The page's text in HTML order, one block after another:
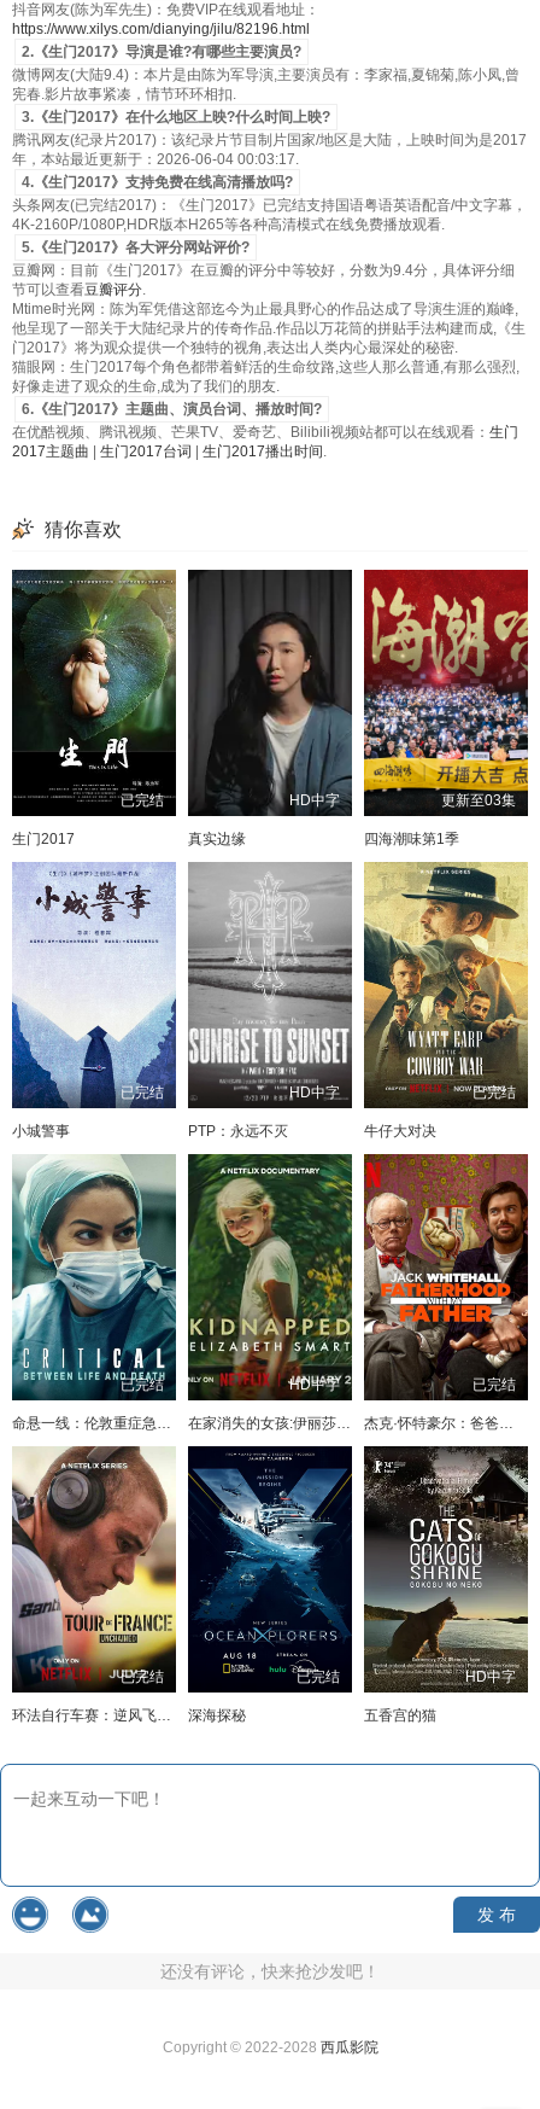
抖音网友(陈为军先生)：免费VIP在线观看地址：
https://www.xilys.com/dianying/jilu/82196.html
2.《生门2017》导演是谁?有哪些主要演员?
微博网友(大陆9.4)：本片是由陈为军导演,主要演员有：李家福,夏锦菊,陈小凤,曾
宪春.影片故事紧凑，情节环环相扣.
3.《生门2017》在什么地区上映?什么时间上映?
腾讯网友(纪录片2017)：该纪录片节目制片国家/地区是大陆，上映时间为是2017
年，本站最近更新于：2026-06-04 00:03:17.
4.《生门2017》支持免费在线高清播放吗?
头条网友(已完结2017)：《生门2017》已完结支持国语粤语英语配音/中文字幕，
4K-2160P/1080P,HDR版本H265等各种高清模式在线免费播放观看.
5.《生门2017》各大评分网站评价?
豆瓣网：目前《生门2017》在豆瓣的评分中等较好，分数为9.4分，具体评分细
节可以查看豆瓣评分.
Mtime时光网：陈为军凭借这部迄今为止最具野心的作品达成了导演生涯的巅峰,
他呈现了一部关于大陆纪录片的传奇作品.作品以万花筒的拼贴手法构建而成,《生
门2017》将为观众提供一个独特的视角,表达出人类内心最深处的秘密.
猫眼网：生门2017每个角色都带着鲜活的生命纹路,这些人那么普通,有那么强烈,
好像走进了观众的生命,成为了我们的朋友.
6.《生门2017》主题曲、演员台词、播放时间?
在优酷视频、腾讯视频、芒果TV、爱奇艺、Bilibili视频站都可以在线观看： 生门
2017主题曲
生门2017台词 生门2017播出时间 .
猜你喜欢
已完结
生门2017
HD中字
真实边缘
更新至03集
四海潮味第1季
已完结
小城警事
HD中字
PTP：永远不灭
已完结
牛仔大对决
已完结
命悬一线：伦敦重症急救实录
HD中字
在家消失的女孩:伊丽莎白·斯马特绑架案
已完结
杰克·怀特豪尔：爸爸教我做爸爸
已完结
环法自行车赛：逆风飞驰第三季
已完结
深海探秘
HD中字
五香宫的猫
发 布
还没有评论，快来抢沙发吧！
Copyright © 2022-2028 西瓜影院